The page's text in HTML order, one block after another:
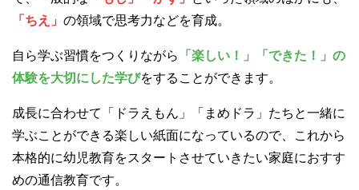
「ちえ」 の領域で思考力などを育成。
自ら学ぶ習慣をつくりながら
「楽しい！」「できた！」の
体験を大切にした学びをすることができます。
成長に合わせて「ドラえもん」「まめドラ」たちと一緒に
学ぶことができる楽しい紙面になっているので、これから
本格的に幼児教育をスタートさせていきたい家庭におすす
めの通信教育です。